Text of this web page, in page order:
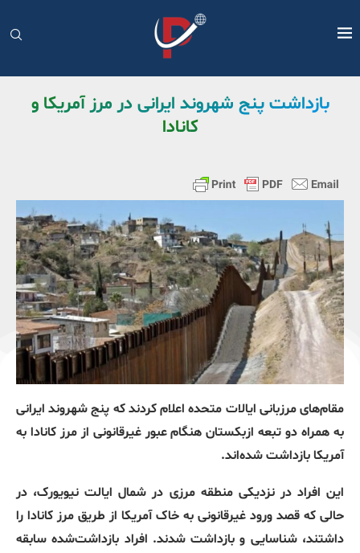
بازداشت پنج شهروند ایرانی در مرز آمریکا و
کانادا
مقام‌های مرزبانی ایالات متحده اعلام کردند که پنج شهروند ایرانی
به همراه دو تبعه ازبکستان هنگام عبور غیرقانونی از مرز کانادا به
آمریکا بازداشت شده‌اند.
این افراد در نزدیکی منطقه مرزی در شمال ایالت نیویورک، در
حالی که قصد ورود غیرقانونی به خاک آمریکا از طریق مرز کانادا را
داشتند، شناسایی و بازداشت شدند. افراد بازداشت‌شده سابقه